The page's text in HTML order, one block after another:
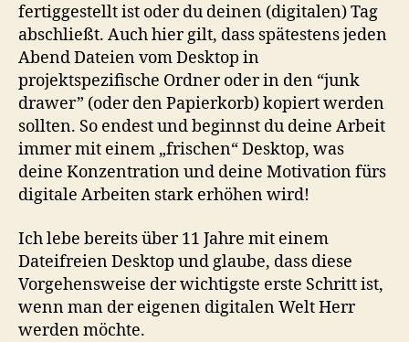
fertiggestellt ist oder du deinen (digitalen) Tag
abschließt. Auch hier gilt, dass spätestens jeden
Abend Dateien vom Desktop in
projektspezifische Ordner oder in den “junk
drawer” (oder den Papierkorb) kopiert werden
sollten. So endest und beginnst du deine Arbeit
immer mit einem „frischen“ Desktop, was
deine Konzentration und deine Motivation fürs
digitale Arbeiten stark erhöhen wird!
Ich lebe bereits über 11 Jahre mit einem
Dateifreien Desktop und glaube, dass diese
Vorgehensweise der wichtigste erste Schritt ist,
wenn man der eigenen digitalen Welt Herr
werden möchte.